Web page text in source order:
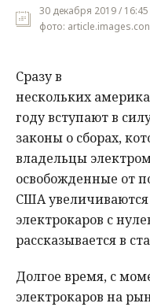
30 декабря 2019 /
фото:
Сразу в
нескольких
году вступают в
законы о сборах,
владельцы
освобожденные от
США увеличиваются
электрокаров с
рассказывается в
Долгое время, с
электрокаров на